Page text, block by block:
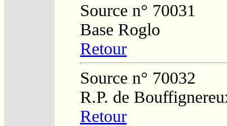
Source n° 70031
Base Roglo
Retour
Source n° 70032
R.P. de
Retour